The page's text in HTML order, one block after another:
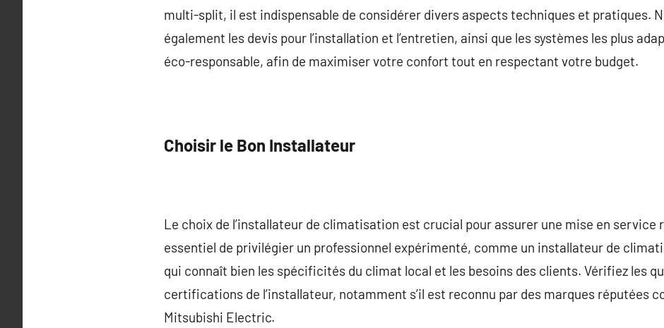
multi-split, il est indispensable de considérer divers aspects techniques et pratiques.
également les devis pour l’installation et l’entretien, ainsi que les systèmes les plus
éco-responsable, afin de maximiser votre confort tout en respectant votre budget.
Choisir le Bon Installateur
Le choix de l’installateur de climatisation est crucial pour assurer une mise en service
essentiel de privilégier un professionnel expérimenté, comme un installateur de
qui connaît bien les spécificités du climat local et les besoins des clients. Vérifiez les
certifications de l’installateur, notamment s’il est reconnu par des marques réputées
Mitsubishi Electric.